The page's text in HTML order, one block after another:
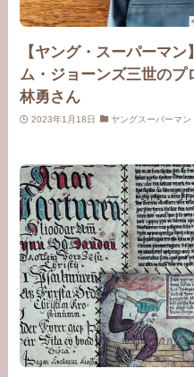
【ヤング・スーパーマ
ム・ジョーンズ三世のプ
林勇さん
2023年1月18日 ヤングスーパーマン